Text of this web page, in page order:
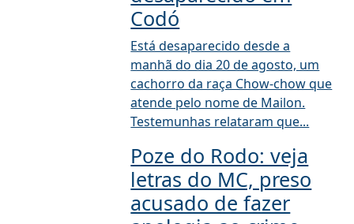
Codó
Está desaparecido desde a
manhã do dia 20 de agosto, um
cachorro da raça Chow-chow que
atende pelo nome de Mailon.
Testemunhas relataram que...
Poze do Rodo: veja
letras do MC, preso
acusado de fazer